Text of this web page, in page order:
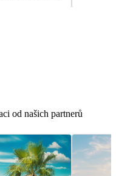
od našich partnerů